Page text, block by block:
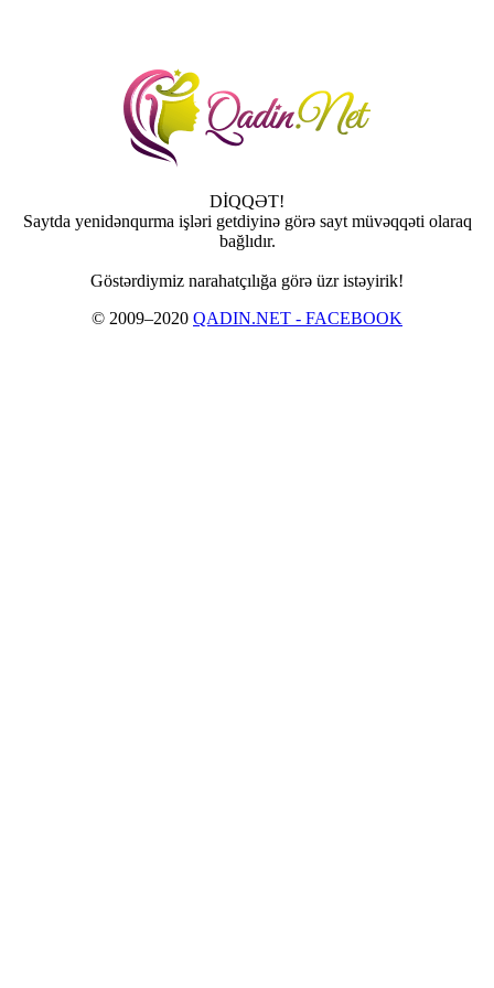
DİQQƏT!
Saytda yenidənqurma işləri getdiyinə görə sayt müvəqqəti olaraq
bağlıdır.
Göstərdiymiz narahatçılığa görə üzr istəyirik!
© 2009–2020 QADIN.NET - FACEBOOK